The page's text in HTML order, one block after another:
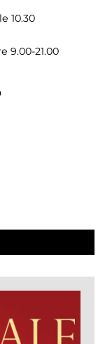
10.30
9.00-21.00